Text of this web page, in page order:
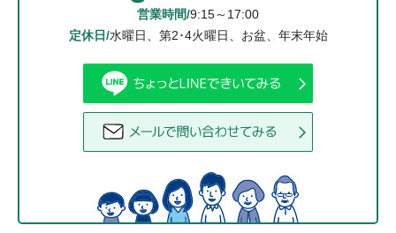
営業時間/9:15～17:00
定休日/水曜日、第2･4火曜日、お盆、年末年始